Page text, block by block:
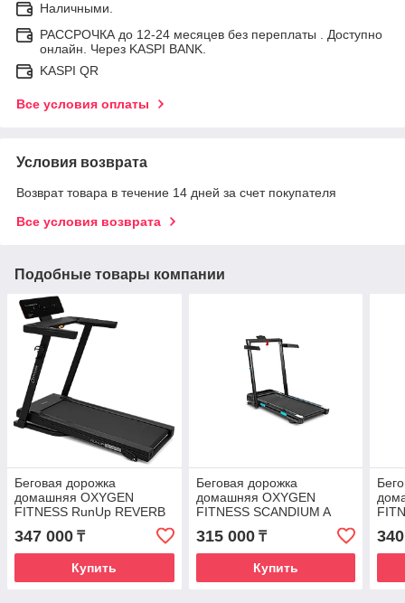
Наличными.
РАССРОЧКА до 12-24 месяцев без переплаты . Доступно
онлайн. Через KASPI BANK.
KASPI QR
Все условия оплаты
Условия возврата
Возврат товара в течение 14 дней за счет покупателя
Все условия возврата
Подобные товары компании
Беговая дорожка
домашняя OXYGEN
FITNESS RunUp REVERB
347 000 ₸
Купить
Беговая дорожка
домашняя OXYGEN
FITNESS SCANDIUM A
315 000₸
Купить